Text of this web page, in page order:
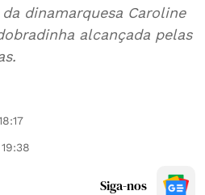
dinamarquesa Caroline
alcançada pelas
Siga-nos